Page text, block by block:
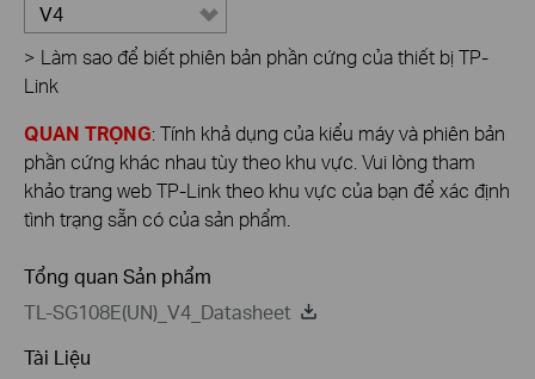
V4
> Làm sao để biết phiên bản phần cứng của thiết bị TP-
Link
QUAN TRỌNG: Tính khả dụng của kiểu máy và phiên bản
phần cứng khác nhau tùy theo khu vực. Vui lòng tham
khảo trang web TP-Link theo khu vực của bạn để xác định
tình trạng sẵn có của sản phẩm.
Tổng quan Sản phẩm
TL-SG108E(UN)_V4_Datasheet
Tài Liệu